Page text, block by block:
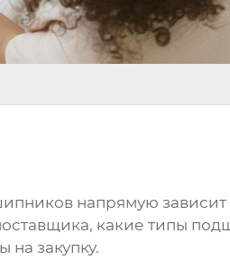
напрямую зависит
какие типы
на закупку.